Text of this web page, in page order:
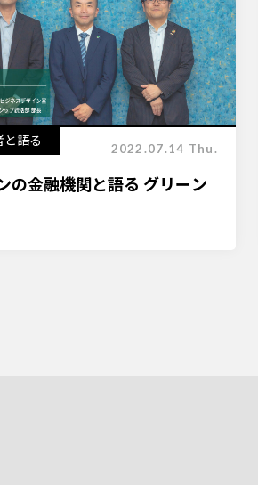
語る 2022.07.14 Thu.
の金融機関と語る グリーン